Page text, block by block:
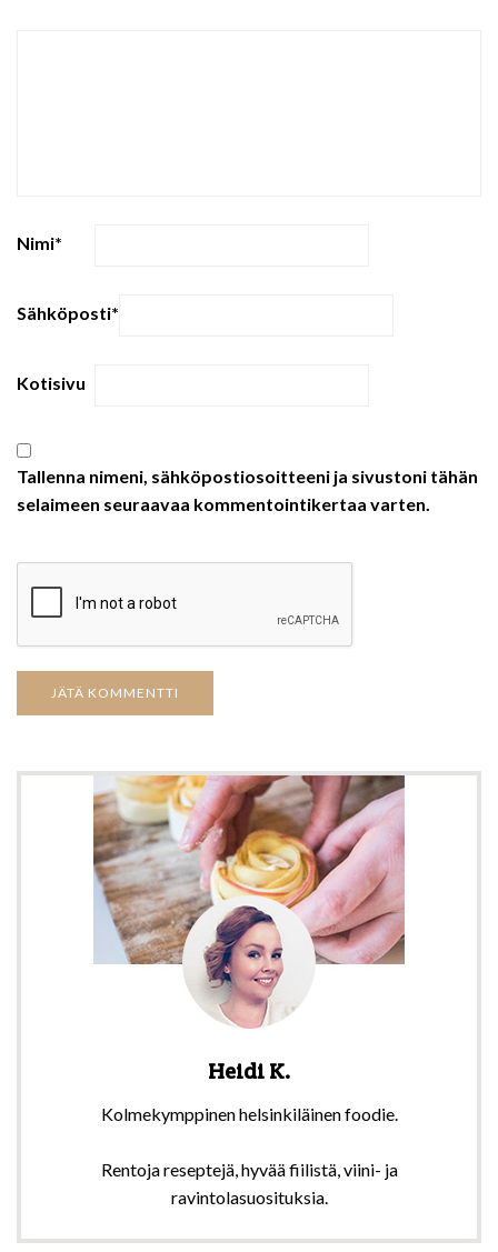
Nimi*
Sähköposti*
Kotisivu
Tallenna nimeni, sähköpostiosoitteeni ja sivustoni tähän
selaimeen seuraavaa kommentointikertaa varten.
Heidi K.
Kolmekymppinen helsinkiläinen foodie.
Rentoja reseptejä, hyvää fiilistä, viini- ja
ravintolasuosituksia.